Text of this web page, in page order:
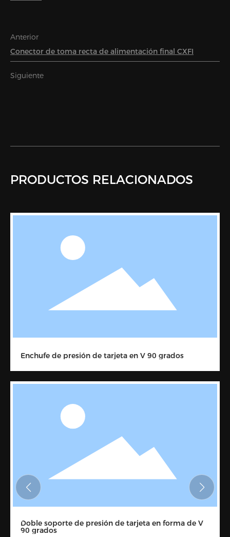
Anterior
Conector de toma recta de alimentación final CXFI
Siguiente
PRODUCTOS RELACIONADOS
Enchufe de presión de tarjeta en V 90 grados
Doble soporte de presión de tarjeta en forma de V
90 grados